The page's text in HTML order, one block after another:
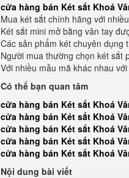
cửa hàng bán Két sắt Khoá
Mua két sắt chính hãng với
Két sắt mini mở bằng vân tay
Các sản phẩm két chuyên dụng
Người mua thường chọn két sắt
Với nhiều mẫu mã khác nhau
Có thể bạn quan tâm
cửa hàng bán Két sắt Khoá
cửa hàng bán Két sắt Khoá
cửa hàng bán Két sắt Khoá
cửa hàng bán Két sắt Khoá
cửa hàng bán Két sắt Khoá
Nội dung bài viết